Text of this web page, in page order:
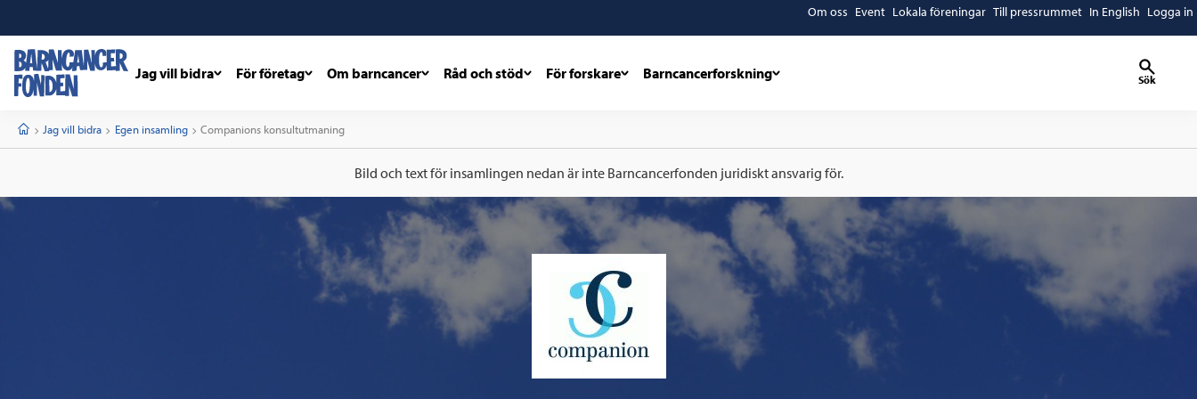
Om oss Event Lokala föreningar Till pressrummet In English Logga in
Jag vill bidra För företag Om barncancer Råd och stöd För forskare Barncancerforskning Sök
StartJag vill bidra Egen insamling Current:
Companions konsultutmaning
Bild och text för insamlingen nedan är inte Barncancerfonden juridiskt ansvarig för.